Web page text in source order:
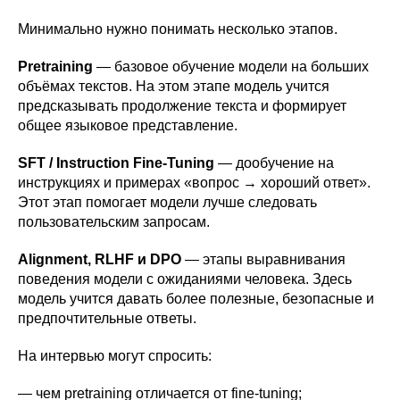
Минимально нужно понимать несколько этапов.
Pretraining — базовое обучение модели на больших
объёмах текстов. На этом этапе модель учится
предсказывать продолжение текста и формирует
общее языковое представление.
SFT / Instruction Fine-Tuning — дообучение на
инструкциях и примерах «вопрос → хороший ответ».
Этот этап помогает модели лучше следовать
пользовательским запросам.
Alignment, RLHF и DPO — этапы выравнивания
поведения модели с ожиданиями человека. Здесь
модель учится давать более полезные, безопасные и
предпочтительные ответы.
На интервью могут спросить:
— чем pretraining отличается от fine-tuning;